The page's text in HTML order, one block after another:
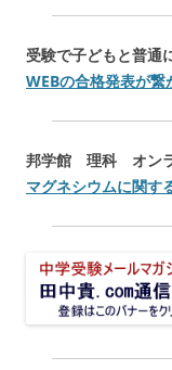
受験で子どもと普通
WEBの合格発表が繋
邦学館 理科 オン
マグネシウムに関す